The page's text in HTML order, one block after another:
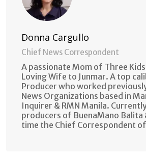
Donna Cargullo
Chief News Correspondent
A passionate Mom of Three
Loving Wife to Junmar. A top
Producer who worked
News Organizations based in
Inquirer & RMN Manila.
producers of BuenaMano Balita
time the Chief Correspondent